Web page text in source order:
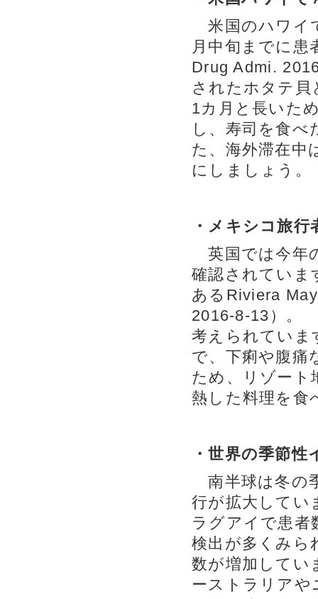
米国のハワイ
月中旬までに
Drug Admi.
されたホタテ貝
1カ月と長いた
し、寿司を食べ
た、海外滞在中
にしましょう。
・メキシコ旅
英国では今年
確認されていま
あるRiviera
2016-8-13）。
考えられていま
で、下痢や腹痛
ため、リゾート
熱した料理を食
・世界の季節
南半球は冬の
行が拡大して
ラグアイで患者
検出が多くみら
数が増加してい
ーストラリアや